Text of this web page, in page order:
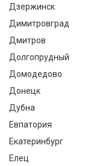
Дзержинск
Димитровград
Дмитров
Долгопрудный
Домодедово
Донецк
Дубна
Евпатория
Екатеринбург
Елец